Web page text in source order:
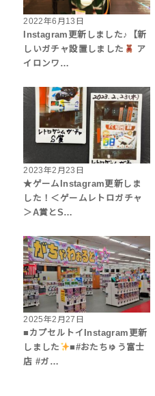
2022年6月13日
Instagram更新しました♪【新
しいガチャ設置しました
ア
イロンワ…
2023年2月23日
★ゲームInstagram更新しま
した！＜ゲームレトロガチャ
＞A賞とS…
2025年2月27日
■カプセルトイInstagram更新
しました
■#おたちゅう富士
店 #ガ…